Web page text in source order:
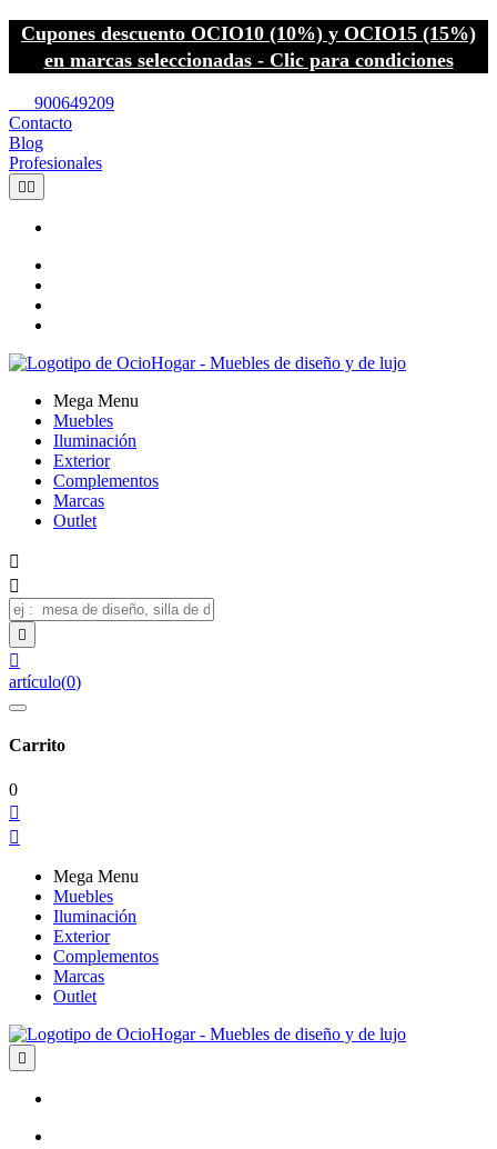
Cupones descuento OCIO10 (10%) y OCIO15 (15%)
en marcas seleccionadas - Clic para condiciones
900649209
Contacto
Blog
Profesionales
 
Mega Menu
Muebles
Iluminación
Exterior
Complementos
Marcas
Outlet




artículo(0)
Carrito
0


Mega Menu
Muebles
Iluminación
Exterior
Complementos
Marcas
Outlet
